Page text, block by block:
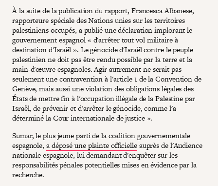
À la suite de la publication du rapport, Francesca Albanese,
rapporteure spéciale des Nations unies sur les territoires
palestiniens occupés, a publié une déclaration implorant le
gouvernement espagnol « d'arrêter tout vol militaire à
destination d'Israël ». Le génocide d'Israël contre le peuple
palestinien ne doit pas être rendu possible par la terre et la
main-d'œuvre espagnoles. Agir autrement ne serait pas
seulement une contravention à l'article 1 de la Convention de
Genève, mais aussi une violation des obligations légales des
États de mettre fin à l'occupation illégale de la Palestine par
Israël, de prévenir et d'arrêter le génocide, comme l'a
déterminé la Cour internationale de justice ».
Sumar, le plus jeune parti de la coalition gouvernementale
espagnole, a déposé une plainte officielleauprès de l'Audience
nationale espagnole, lui demandant d'enquêter sur les
responsabilités pénales potentielles mises en évidence par la
recherche.